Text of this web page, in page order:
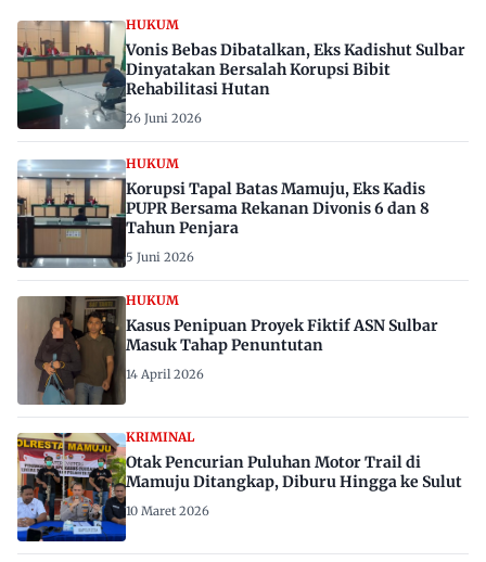
HUKUM
Vonis Bebas Dibatalkan, Eks Kadishut Sulbar
Dinyatakan Bersalah Korupsi Bibit
Rehabilitasi Hutan
26 Juni 2026
HUKUM
Korupsi Tapal Batas Mamuju, Eks Kadis
PUPR Bersama Rekanan Divonis 6 dan 8
Tahun Penjara
5 Juni 2026
HUKUM
Kasus Penipuan Proyek Fiktif ASN Sulbar
Masuk Tahap Penuntutan
14 April 2026
KRIMINAL
Otak Pencurian Puluhan Motor Trail di
Mamuju Ditangkap, Diburu Hingga ke Sulut
10 Maret 2026